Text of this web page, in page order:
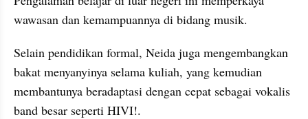
wawasan dan kemampuannya di bidang musik.
Selain pendidikan formal, Neida juga mengembangkan
bakat menyanyinya selama kuliah, yang kemudian
membantunya beradaptasi dengan cepat sebagai vokalis
band besar seperti HIVI!.